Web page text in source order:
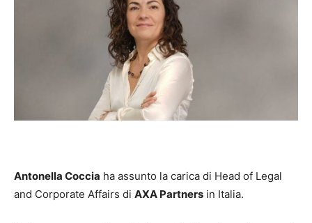
Antonella Coccia ha assunto la carica di Head of Legal
and Corporate Affairs di AXA Partners in Italia.